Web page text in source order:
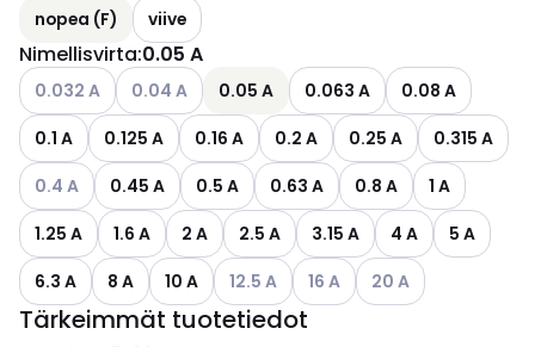
nopea (F) viive
Nimellisvirta:0.05 A
Katso käytettävissä olevat vaihtoehdot
0.032 A Katso käytettävissä olevat vaihtoehdot
0.04 A 0.05 A 0.063 A
0.08 A
0.1 A
0.125 A 0.16 A 0.2 A 0.25 A
0.315 A
Katso käytettävissä olevat vaihtoehdot
0.4 A 0.45 A 0.5 A 0.63 A 0.8 A
1 A
1.25 A
1.6 A 2 A 2.5 A 3.15 A 4 A
5 A
6.3 A
8 A 10 A Katso käytettävissä olevat
12.5 A Katso käytettävissä olevat
16 A Katso käytettävissä
20 A
Tärkeimmät tuotetiedot